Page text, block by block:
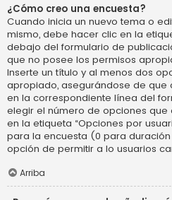
¿Cómo creo una encuesta?
Cuando inicia un nuevo tema o
mismo, debe hacer clic en la
debajo del formulario de
que no posee los permisos
Inserte un título y al menos dos
apropiado, asegurándose de que
en la correspondiente línea del
elegir el número de opciones
en la etiqueta “Opciones por
para la encuesta (0 para
opción de permitir a lo usuarios
Arriba